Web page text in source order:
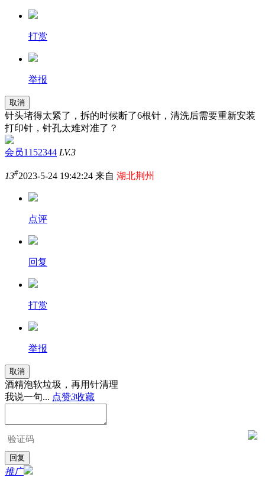
打赏
举报
取消
针头堵得太紧了，拆的时候断了6根针，清洗后需要重新安装
打印针，针孔太难对准了？
会员1152344 LV.3
13#2023-5-24 19:42:24 来自 湖北荆州
点评
回复
打赏
举报
取消
酒精泡软垃圾，再用针清理
我说一句... 点赞3收藏
推广